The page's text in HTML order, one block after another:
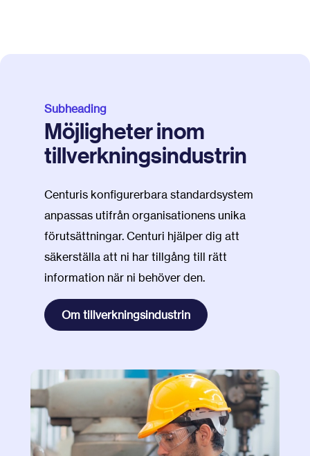
Subheading
Möjligheter inom
tillverkningsindustrin
Centuris konfigurerbara standardsystem
anpassas utifrån organisationens unika
förutsättningar. Centuri hjälper dig att
säkerställa att ni har tillgång till rätt
information när ni behöver den.
Om tillverkningsindustrin